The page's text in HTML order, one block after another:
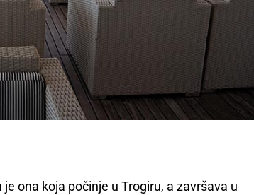
ona koja počinje u Trogiru, a završava u